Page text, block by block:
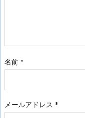
名前 *
メールアドレス *